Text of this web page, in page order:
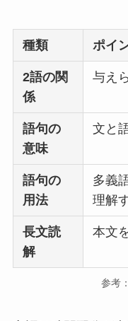
種類 ポイ
2語の関
係
与え
語句の
意味
文と
語句の
用法
多義
理解
長文読
解
本文
参考